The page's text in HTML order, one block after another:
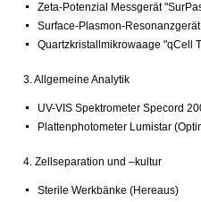
Zeta-Potenzial Messgerät
Surface-Plasmon-
Quartzkristallmikrowaage "qCell
3. Allgemeine Analytik
UV-VIS Spektrometer Specord
Plattenphotometer Lumistar
4. Zellseparation und –kultur
Sterile Werkbänke (Hereaus)